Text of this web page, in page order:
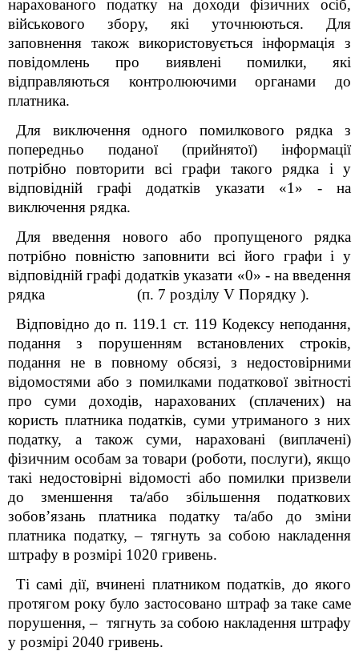
нарахованого податку на доходи фізичних осіб,
військового збору, які уточнюються. Для
заповнення також використовується інформація з
повідомлень про виявлені помилки, які
відправляються контролюючими органами до
платника.
Для виключення одного помилкового рядка з
попередньо поданої (прийнятої) інформації
потрібно повторити всі графи такого рядка і у
відповідній графі додатків указати «1» - на
виключення рядка.
Для введення нового або пропущеного рядка
потрібно повністю заповнити всі його графи і у
відповідній графі додатків указати «0» - на введення
рядка (п. 7 розділу V Порядку ).
Відповідно до п. 119.1 ст. 119 Кодексу неподання,
подання з порушенням встановлених строків,
подання не в повному обсязі, з недостовірними
відомостями або з помилками податкової звітності
про суми доходів, нарахованих (сплачених) на
користь платника податків, суми утриманого з них
податку, а також суми, нараховані (виплачені)
фізичним особам за товари (роботи, послуги), якщо
такі недостовірні відомості або помилки призвели
до зменшення та/або збільшення податкових
зобов’язань платника податку та/або до зміни
платника податку, – тягнуть за собою накладення
штрафу в розмірі 1020 гривень.
Ті самі дії, вчинені платником податків, до якого
протягом року було застосовано штраф за таке саме
порушення, – тягнуть за собою накладення штрафу
у розмірі 2040 гривень.